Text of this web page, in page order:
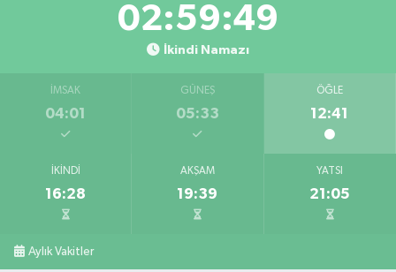
02:59:48
İkindi Namazı
İMSAK
04:01
GÜNEŞ
05:33
ÖĞLE
12:41
İKINDI
16:28
AKŞAM
19:39
YATSI
21:05
Aylık Vakitler